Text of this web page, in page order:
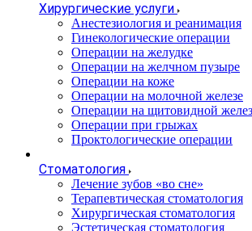
Хирургические услуги
Анестезиология и реанимация
Гинекологические операции
Операции на желудке
Операции на желчном пузыре
Операции на коже
Операции на молочной железе
Операции на щитовидной
Операции при грыжах
Проктологические операции
Стоматология
Лечение зубов «во сне»
Терапевтическая стоматология
Хирургическая стоматология
Эстетическая стоматология